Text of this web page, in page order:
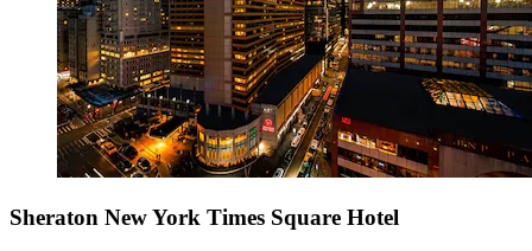
Sheraton New York Times Square Hotel